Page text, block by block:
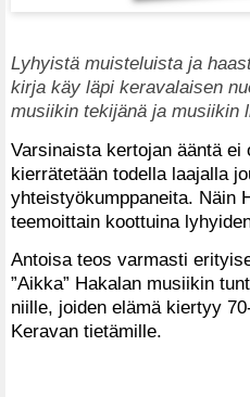
Lyhyistä muisteluista ja
kirja käy läpi keravalaisen
musiikin tekijänä ja musiikin
Varsinaista kertojan ääntä ei
kierrätetään todella laajalla
yhteistyökumppaneita. Näin
teemoittain koottuina
Antoisa teos varmasti
”Aikka” Hakalan musiikin
niille, joiden elämä kiertyy
Keravan tietämille.